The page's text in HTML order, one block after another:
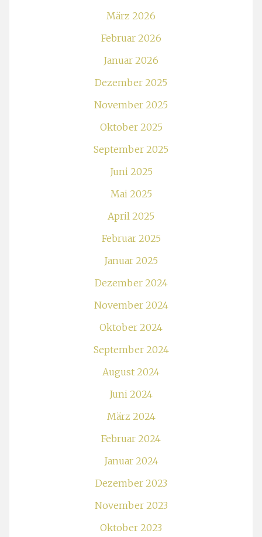
März 2026
Februar 2026
Januar 2026
Dezember 2025
November 2025
Oktober 2025
September 2025
Juni 2025
Mai 2025
April 2025
Februar 2025
Januar 2025
Dezember 2024
November 2024
Oktober 2024
September 2024
August 2024
Juni 2024
März 2024
Februar 2024
Januar 2024
Dezember 2023
November 2023
Oktober 2023